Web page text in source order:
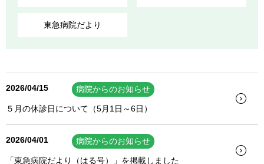
東急病院だより
2026/04/15 病院からのお知らせ
５月の休診日について（5月1日～6日）
2026/04/01 病院からのお知らせ
「東急病院だより（はる号）」を掲載しました